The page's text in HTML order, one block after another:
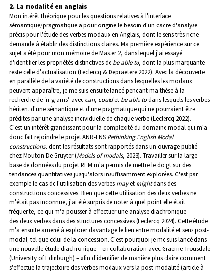
2. La modalité en anglais
Mon intérêt théorique pour les questions relatives à l'interface
sémantique/pragmatique a pour origine le besoin d'un cadre d'analyse
précis pour l'étude des verbes modaux en Anglais, dont le sens très riche
demande à établir des distinctions claires. Ma première expérience sur ce
sujet a été pour mon mémoire de Master 2, dans lequel j'ai essayé
d'identifier les propriétés distinctives de be able to, dont la plus marquante
reste celle d'actualisation (Leclercq & Depraetere 2022). Avec la découverte
en parallèle de la variété de constructions dans lesquelles les modaux
peuvent apparaître, je me suis ensuite lancé pendant ma thèse à la
recherche de ‘n-grams’ avec can, couldet be able todans lesquels les verbes
héritent d'une sémantique et d'une pragmatique qui ne pourraient être
prédites par une analyse individuelle de chaque verbe (Leclercq 2022).
C'est un intérêt grandissant pour la complexité du domaine modal qui m'a
donc fait rejoindre le projet ANR-FNS Rethinking English Modal
constructions, dont les résultats sont rapportés dans un ouvrage publié
chez Mouton De Gruyter (Models of modals, 2023). Travailler sur la large
base de données du projet REM m'a permis de mettre le doigt sur des
tendances quantitatives jusqu'alors insuffisamment explorées. C'est par
exemple le cas de l'utilisation des verbes mayet mightdans des
constructions concessives. Bien que cette utilisation des deux verbes ne
m'était pas inconnue, j'ai été surpris de noter à quel point elle était
fréquente, ce qui m'a pousser à effectuer une analyse diachronique
des deux verbes dans des structures concessives (Leclercq 2024). Cette étude
m'a ensuite amené à explorer davantage le lien entre modalité et sens post-
modal, tel que celui de la concession. C'est pourquoi je me suis lancé dans
une nouvelle étude diachronique – en collaboration avec Graeme Trousdale
(University of Edinburgh) – afin d'identifier de manière plus claire comment
s'effectue la trajectoire des verbes modaux vers la post-modalité (article à